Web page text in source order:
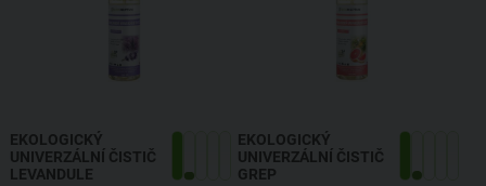
EKOLOGICKÝ
UNIVERZÁLNÍ ČISTIČ
LEVANDULE
EKOLOGICKÝ
UNIVERZÁLNÍ ČISTIČ
GREP